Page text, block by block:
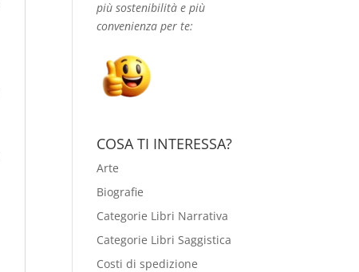
più sostenibilità e più
convenienza per te:
COSA TI INTERESSA?
Arte
Biografie
Categorie Libri Narrativa
Categorie Libri Saggistica
Costi di spedizione